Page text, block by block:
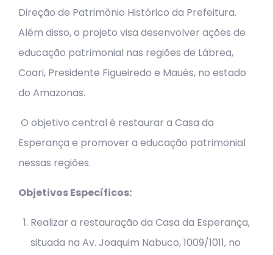
Direção de Patrimônio Histórico da Prefeitura.
Além disso, o projeto visa desenvolver ações de
educação patrimonial nas regiões de Lábrea,
Coari, Presidente Figueiredo e Maués, no estado
do Amazonas.
O objetivo central é restaurar a Casa da
Esperança e promover a educação patrimonial
nessas regiões.
Objetivos Específicos:
Realizar a restauração da Casa da Esperança,
situada na Av. Joaquim Nabuco, 1009/1011, no